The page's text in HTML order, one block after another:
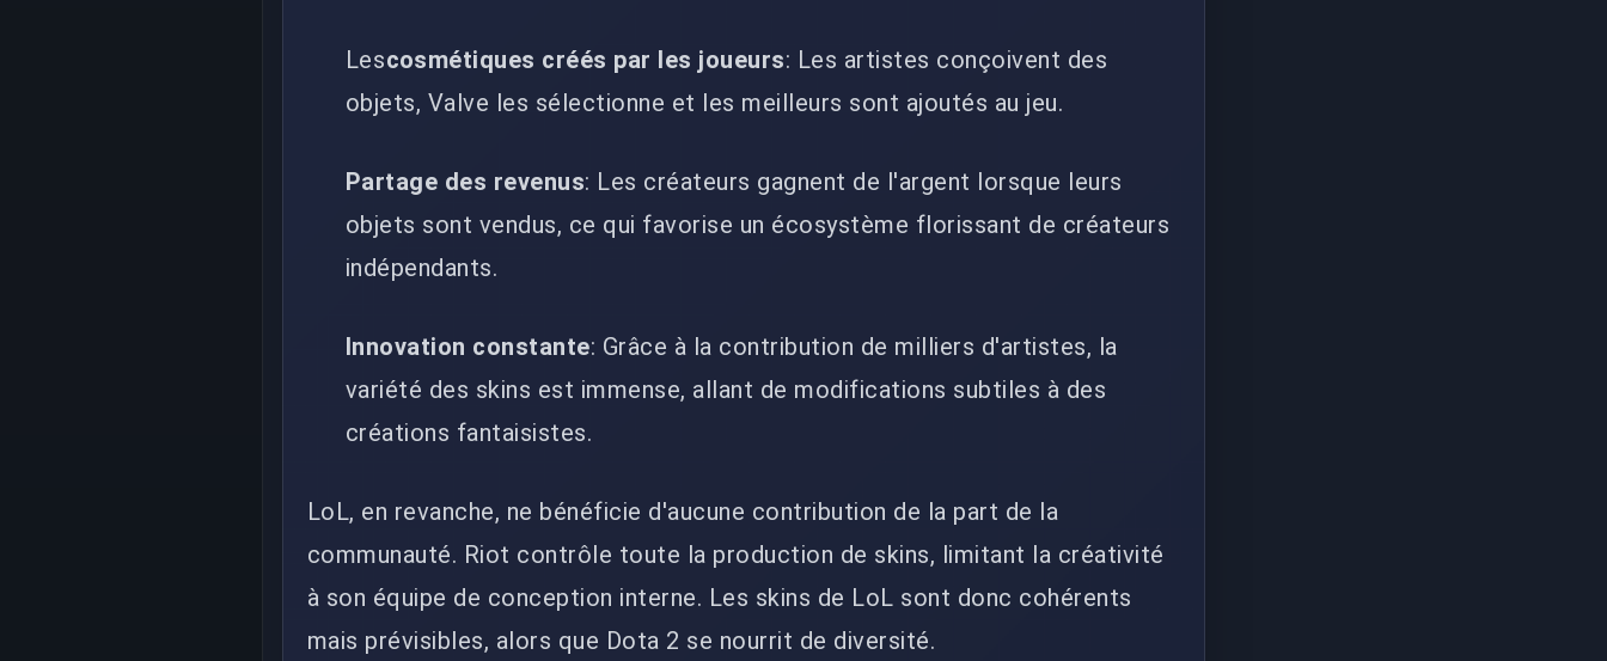
Lescosmétiques créés par les joueurs: Les artistes conçoivent des
objets, Valve les sélectionne et les meilleurs sont ajoutés au jeu.
Partage des revenus: Les créateurs gagnent de l'argent lorsque leurs
objets sont vendus, ce qui favorise un écosystème florissant de créateurs
indépendants.
Innovation constante: Grâce à la contribution de milliers d'artistes, la
variété des skins est immense, allant de modifications subtiles à des
créations fantaisistes.
LoL, en revanche, ne bénéficie d'aucune contribution de la part de la
communauté. Riot contrôle toute la production de skins, limitant la créativité
à son équipe de conception interne. Les skins de LoL sont donc cohérents
mais prévisibles, alors que Dota 2 se nourrit de diversité.